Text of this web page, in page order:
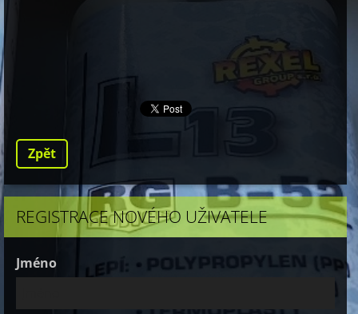
Zpět
REGISTRACE NOVÉHO UŽIVATELE
Jméno